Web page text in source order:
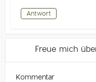
Antwort
Freue mich
Kommentar